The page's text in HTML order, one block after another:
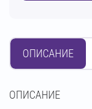
ОПИСАНИЕ
OПИСАНИЕ